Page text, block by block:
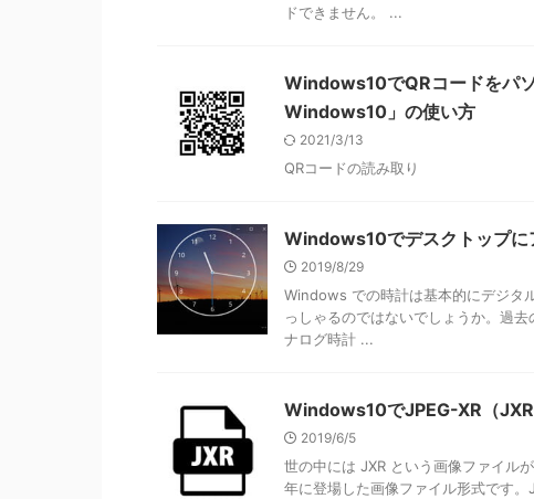
ドできません。 ...
Windows10でQRコードをパ
Windows10」の使い方
2021/3/13
QRコードの読み取り
Windows10でデスクトップに
2019/8/29
Windows での時計は基本的にデジタ
っしゃるのではないでしょうか。過
ナログ時計 ...
Windows10でJPEG-XR（
2019/6/5
世の中には JXR という画像ファイル
年に登場した画像ファイル形式です